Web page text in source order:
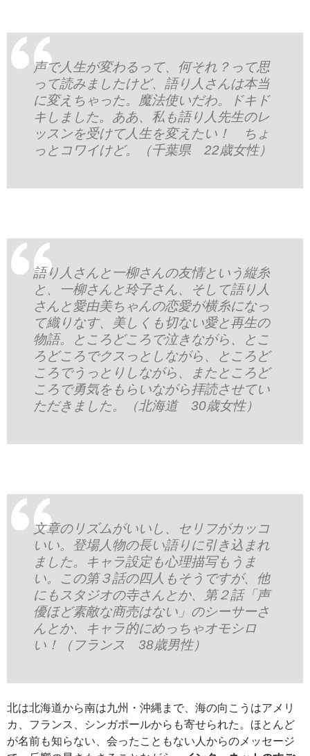
声で人生が変わるって、何それ？って思
って読みましたけど、語り人さんは本当
に変えちゃった。魔法使いだわ。ドキド
キしました。ああ、私も語り人先生のレ
ッスンを受けて人生を変えたい！ ちょ
っとコワイけど。（千葉県 22歳女性）
語り人さんと一柳さんの友情という縦糸
と、一柳さんと玲子さん、そして語り人
さんと愛由美ちゃんの恋愛が横糸になっ
て織りなす、美しくも切ない愛と再生の
物語。ところどころで泣きながら、とこ
ろどころでクスっとしながら、ところど
ころでうっとりしながら、またところど
ころで勇気をもらいながら拝読させてい
ただきました。（北海道 30歳女性）
文章のリズムがいいし、セリフがカッコ
いい。登場人物の長い語りに引き込まれ
ました。キャラ設定も心理描写もうま
い。この第３話の四人もそうですが、他
にもスタジオの寺さんとか、第２話「声
優ほど素敵な商売はない」のシーサーさ
んとか、キャラ的にめっちゃオモシロ
い！（フランス 38歳男性）
北は北海道から南は九州・沖縄まで、海の向こうはアメリ
カ、フランス、シンガポールからも寄せられた。ほとんど
が名前も知らない、会ったこともない人からのメッセージ